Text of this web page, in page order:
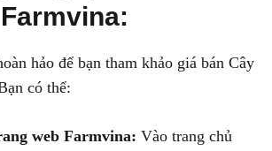
hảo để bạn tham khảo giá bán Cây
có thể:
web Farmvina: Vào trang chủ